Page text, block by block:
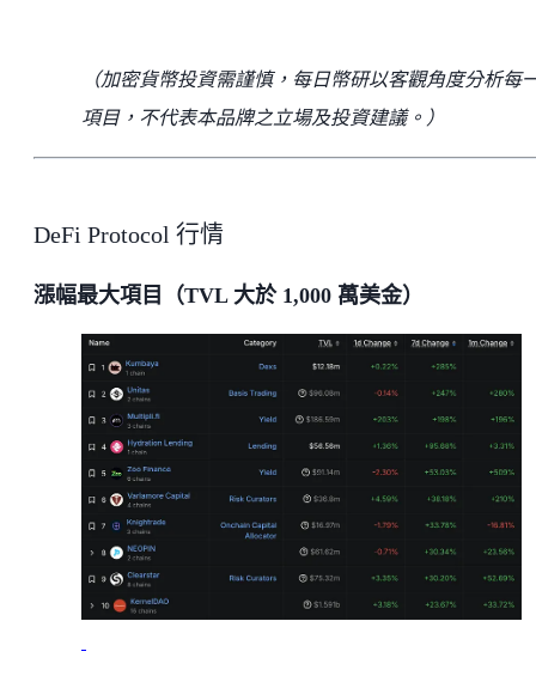
（加密貨幣投資需謹慎，每日幣研以客觀角度分析每
項目，不代表本品牌之立場及投資建議。）
DeFi Protocol 行情
漲幅最大項目（TVL 大於 1,000 萬美金）